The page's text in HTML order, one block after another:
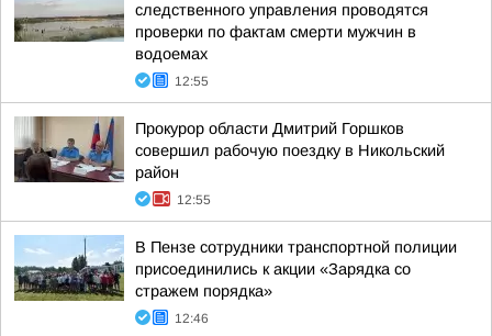
следственного управления проводятся
проверки по фактам смерти мужчин в
водоемах
12:55
Прокурор области Дмитрий Горшков
совершил рабочую поездку в Никольский
район
12:55
В Пензе сотрудники транспортной полиции
присоединились к акции «Зарядка со
стражем порядка»
12:46